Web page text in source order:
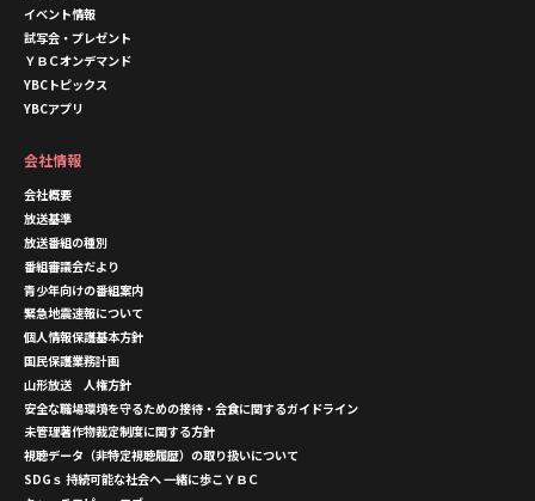
イベント情報
試写会・プレゼント
ＹＢＣオンデマンド
YBCトピックス
YBCアプリ
会社情報
会社概要
放送基準
放送番組の種別
番組審議会だより
青少年向けの番組案内
緊急地震速報について
個人情報保護基本方針
国民保護業務計画
山形放送 人権方針
安全な職場環境を守るための接待・会食に関するガイドライン
未管理著作物裁定制度に関する方針
視聴データ（非特定視聴履歴）の取り扱いについて
SDGｓ 持続可能な社会へ 一緒に歩こＹＢＣ